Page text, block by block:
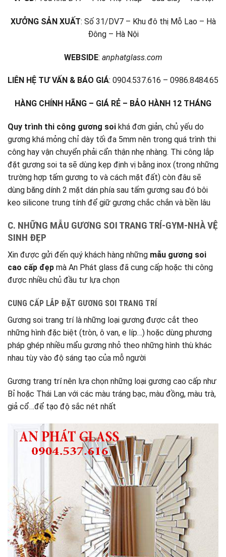
XƯỞNG SẢN XUẤT: Số 31/DV7 – Khu đô thị Mỗ Lao – Hà
Đông – Hà Nội
WEBSIDE: anphatglass.com
LIÊN HỆ TƯ VẤN & BÁO GIÁ: 0904.537.616 – 0986.8484.65
HÀNG CHÍNH HÃNG – GIÁ RẺ – BẢO HÀNH 12 THÁNG
Quy trình thi công gương soi khá đơn giản, chủ yếu do
gương khá mỏng chỉ dày tối đa 5mm nên trong quá trình thi
công hay vận chuyển phải cẩn thận nhẹ nhàng. Thi công lắp
đặt gương soi ta sẽ dùng kẹp định vị bằng inox (trong những
trường hợp tấm gương to và cách mặt đất) còn đâu sẽ
dùng băng dính 2 mặt dán phía sau tấm gương sau đó bôi
keo silicone trung tính để giữ gương chắc chắn và bền lâu
C. NHỮNG MẪU GƯƠNG SOI TRANG TRÍ-GYM-NHÀ VỆ
SINH ĐẸP
Xin được gửi đến quý khách hàng những mẫu gương soi
cao cấp đẹp mà An Phát glass đã cung cấp hoặc thi công
được nhiều chủ đầu tư lựa chọn
CUNG CẤP LẮP ĐẶT GƯƠNG SOI TRANG TRÍ
Gương soi trang trí là những loại gương được cắt theo
những hình đặc biệt (tròn, ô van, e líp…) hoặc dùng phương
pháp ghép nhiều mẩu gương nhỏ theo những hình thù khác
nhau tùy vào độ sáng tạo của mỗ người
Gương trang trí nên lựa chọn những loại gương cao cấp như
Bỉ hoặc Thái Lan với các màu tráng bạc, màu đồng, màu trà,
giả cổ…để tạo độ sắc nét nhất